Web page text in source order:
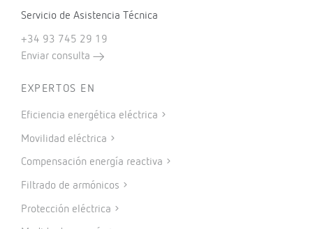
Servicio de Asistencia Técnica
+34 93 745 29 19
Enviar consulta
EXPERTOS EN
Eficiencia energética eléctrica
Movilidad eléctrica
Compensación energía reactiva
Filtrado de armónicos
Protección eléctrica